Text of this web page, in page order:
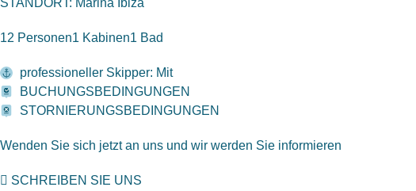
STANDORT: Marina Ibiza
12 Personen1 Kabinen1 Bad
professioneller Skipper: Mit
BUCHUNGSBEDINGUNGEN
STORNIERUNGSBEDINGUNGEN
Wenden Sie sich jetzt an uns und wir werden Sie informieren
SCHREIBEN SIE UNS